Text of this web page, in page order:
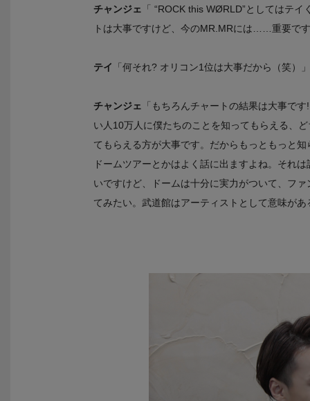
チャンジェ
「 “ROCK this WØRLD”としてはテ
トは大事ですけど、今のMR.MRには……重要で
テイ 「何それ? オリコン1位は大事だから（笑）」
チャンジェ
「もちろんチャートの結果は大事で
い人10万人に僕たちのことを知ってもらえる、
てもらえる方が大事です。だからもっともっと
ドームツアーとかはよく話に出ますよね。それ
いですけど、ドームは十分に実力がついて、フ
てみたい。武道館はアーティストとして意味が